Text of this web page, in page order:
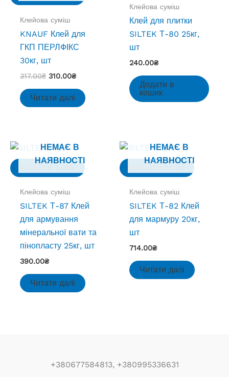
Клейова суміш
KNAUF Клей для
ГКП ПЕРЛФІКС
30кг, шт
317.00₴ Оригінальна
317.00₴.
310.00₴Поточна
310.00₴.
Читати далі
Клейова суміш
Клей для плитки
SILTEK Т-80 25кг,
шт
240.00₴
Додати в
кошик
НЕМАЄ В
НАЯВНОСТІ
Клейова суміш
SILTEK Т-87 Клей
для армування
мінеральної вати та
пінопласту 25кг, шт
390.00₴
Читати далі
НЕМАЄ В
НАЯВНОСТІ
Клейова суміш
SILTEK Т-82 Клей
для мармуру 20кг,
шт
714.00₴
Читати далі
+380677584813, +380995336631